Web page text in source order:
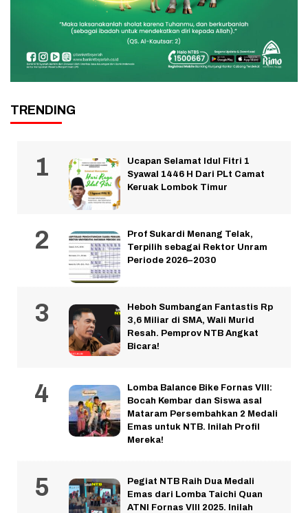
TRENDING
Ucapan Selamat Idul Fitri 1
Syawal 1446 H Dari PLt Camat
Keruak Lombok Timur
Prof Sukardi Menang Telak,
Terpilih sebagai Rektor Unram
Periode 2026–2030
Heboh Sumbangan Fantastis Rp
3,6 Miliar di SMA, Wali Murid
Resah. Pemprov NTB Angkat
Bicara!
Lomba Balance Bike Fornas VIII:
Bocah Kembar dan Siswa asal
Mataram Persembahkan 2 Medali
Emas untuk NTB. Inilah Profil
Mereka!
Pegiat NTB Raih Dua Medali
Emas dari Lomba Taichi Quan
ATNI Fornas VIII 2025. Inilah